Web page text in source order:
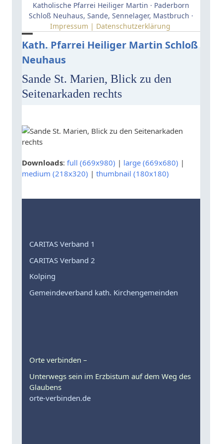
Katholische Pfarrei Heiliger Martin · Paderborn
Schloß Neuhaus, Sande, Sennelager, Mastbruch ·
Impressum | Datenschutzerklärung
Kath. Pfarrei Heiliger Martin Schloß
Neuhaus
Open
mobile
menu
Close
mobile
menu
Sande St. Marien, Blick zu den
Seitenarkaden rechts
Downloads: full (669x980) | large (669x680) |
medium (218x320) | thumbnail (180x180)
CARITAS Verband 1
CARITAS Verband 2
Kolping
Gemeindeverband kath. Kirchengemeinden
Orte verbinden –
Unterwegs sein im Erzbistum auf dem Weg des
Glaubens
orte-verbinden.de